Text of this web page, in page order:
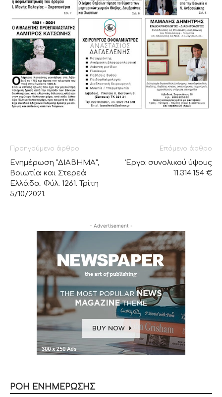
Προηγούμενο άρθρο
Ενημέρωση “ΔΙΑΒΗΜΑ”,
Βοιωτία και Στερεά
Ελλάδα. Φύλ. 1261. Τρίτη
5/10/2021.
Επόμενο άρθρο
Έργα συνολικού ύψους
11.314.154 €
- Advertisement -
ΡΟΗ ΕΝΗΜΕΡΩΣΗΣ